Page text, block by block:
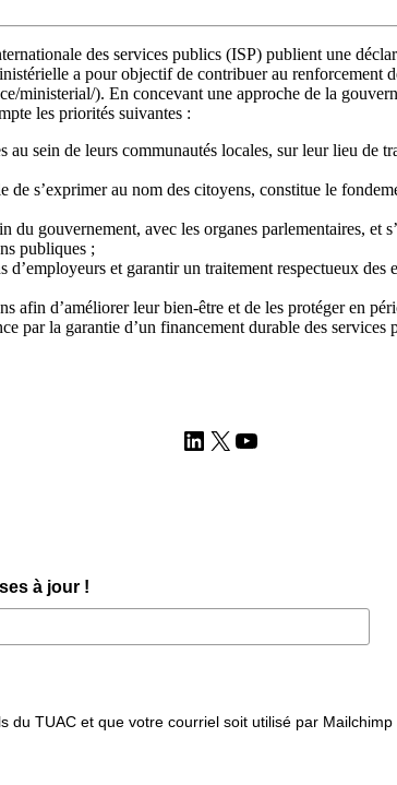
des services publics (ISP) publient une
a pour objectif de contribuer au renforcement
). En concevant une approche de la
les priorités suivantes :
sein de leurs communautés locales, sur leur lieu de
de s’exprimer au nom des citoyens, constitue le
du gouvernement, avec les organes parlementaires, et
publiques ;
et garantir un traitement respectueux
afin d’améliorer leur bien-être et de les protéger en
par la garantie d’un financement durable des
LinkedIn
X YouTube
à jour !
TUAC et que votre courriel soit utilisé par Mailchimp